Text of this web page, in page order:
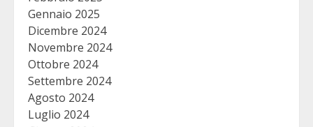
Gennaio 2025
Dicembre 2024
Novembre 2024
Ottobre 2024
Settembre 2024
Agosto 2024
Luglio 2024